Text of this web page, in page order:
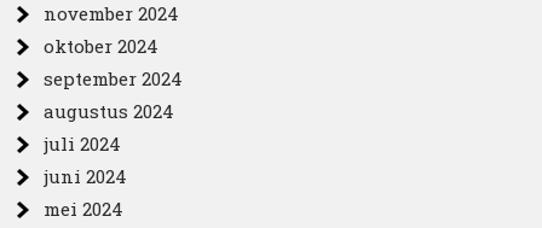
november 2024
oktober 2024
september 2024
augustus 2024
juli 2024
juni 2024
mei 2024